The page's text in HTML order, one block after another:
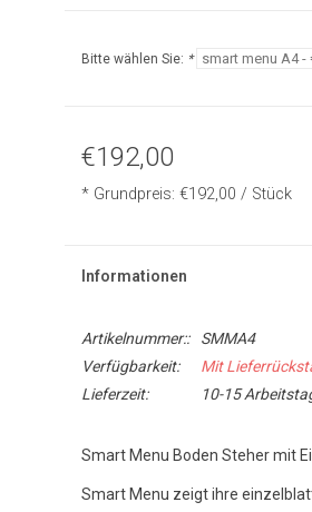
Bitte wählen Sie: *
€192,00
* Grundpreis: €192,00 / Stück
Informationen
Artikelnummer::
SMMA4
Verfügbarkeit:
Mit
Lieferzeit:
10-15
Smart Menu Boden Steher mit
Smart Menu zeigt ihre